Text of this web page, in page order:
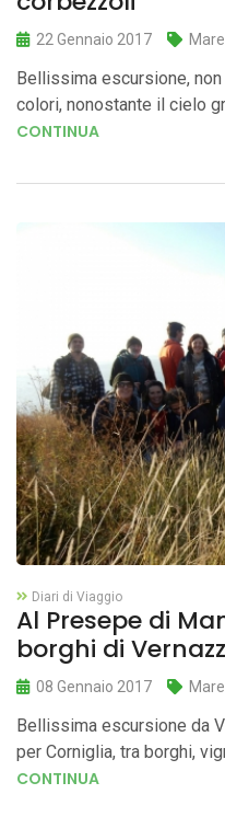
22 Gennaio 2017 Mare
Bellissima escursione,
colori, nonostante il cielo
CONTINUA
Diari di Viaggio
Al Presepe di
borghi di
08 Gennaio 2017 Mare
Bellissima escursione da
per Corniglia, tra borghi,
CONTINUA